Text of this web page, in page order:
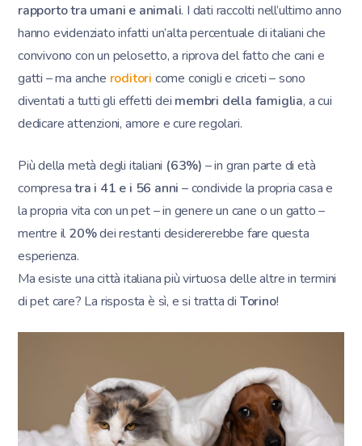
rapporto tra umani e animali. I dati raccolti nell’ultimo anno
hanno evidenziato infatti un’alta percentuale di italiani che
convivono con un pelosetto, a riprova del fatto che cani e
gatti – ma anche roditori come conigli e criceti – sono
diventati a tutti gli effetti dei membri della famiglia, a cui
dedicare attenzioni, amore e cure regolari.
Più della metà degli italiani (63%) – in gran parte di età
compresatra i 41 e i 56 anni– condivide la propria casa e
la propria vita con un pet – in genere un cane o un gatto –
mentre il 20%dei restanti desidererebbe fare questa
esperienza.
Ma esiste una città italiana più virtuosa delle altre in termini
di pet care? La risposta è sì, e si tratta di Torino!